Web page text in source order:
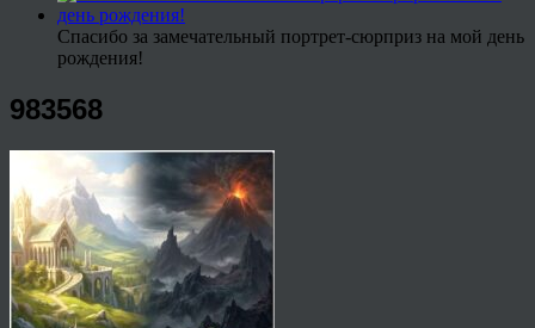
Спасибо за замечательный портрет-сюрприз на мой день
рождения!
983568